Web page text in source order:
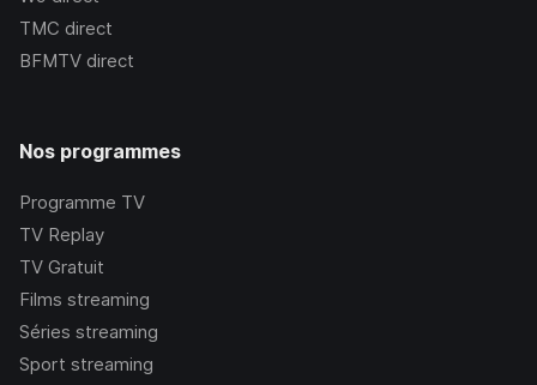
TMC direct
BFMTV direct
Nos programmes
Programme TV
TV Replay
TV Gratuit
Films streaming
Séries streaming
Sport streaming